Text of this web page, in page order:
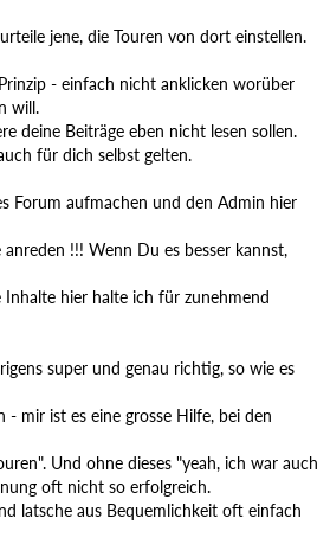
jene, die Touren von dort einstellen.
- einfach nicht anklicken worüber
will.
deine Beiträge eben nicht lesen sollen.
für dich selbst gelten.
Forum aufmachen und den Admin hier
!!! Wenn Du es besser kannst,
Inhalte hier halte ich für zunehmend
super und genau richtig, so wie es
- mir ist es eine grosse Hilfe, bei den
Und ohne dieses "yeah, ich war auch
oft nicht so erfolgreich.
latsche aus Bequemlichkeit oft einfach